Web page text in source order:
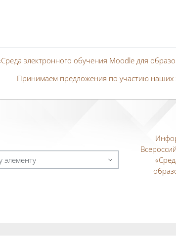
электронного обучения Moodle для
Принимаем предложения по участию наших